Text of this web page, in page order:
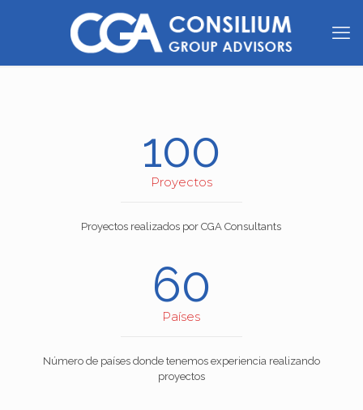
100
Proyectos
Proyectos realizados por CGA Consultants
60
Países
Número de países donde tenemos experiencia realizando
proyectos